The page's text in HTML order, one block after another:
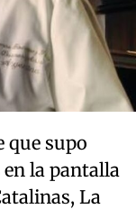
que supo
en la pantalla
La